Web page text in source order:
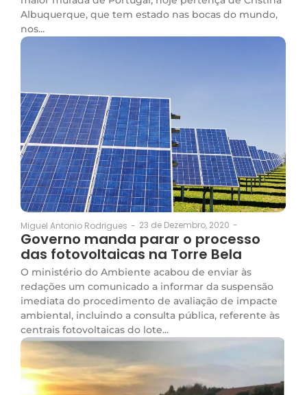
Albuquerque, que tem estado nas bocas do mundo,
nos...
Miguel Antonio Rodrigues - 23 de Dezembro, 2020 -
Governo manda parar o processo
das fotovoltaicas na Torre Bela
O ministério do Ambiente acabou de enviar às
redações um comunicado a informar da suspensão
imediata do procedimento de avaliação de impacte
ambiental, incluindo a consulta pública, referente às
centrais fotovoltaicas do lote...